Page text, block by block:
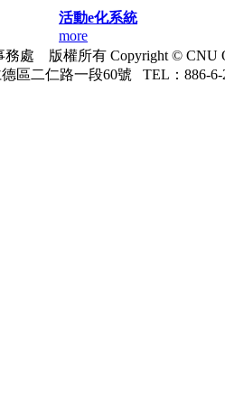
活動e化系統
more
處 版權所有 Copyright © CNU
區二仁路一段60號 TEL：886-